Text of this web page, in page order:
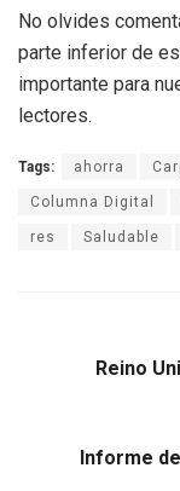
No olvides
parte inferior de
importante para
lectores.
Tags: ahorra
Columna Digital
res Saludable
Reino
Informe